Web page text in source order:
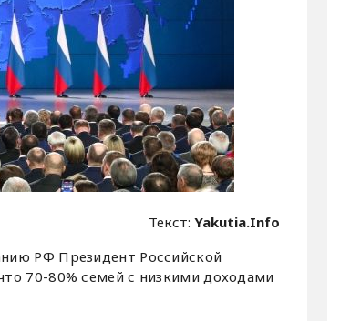
Текст:Yakutia.Info
РФ Президент Российской
70-80% семей с низкими доходами